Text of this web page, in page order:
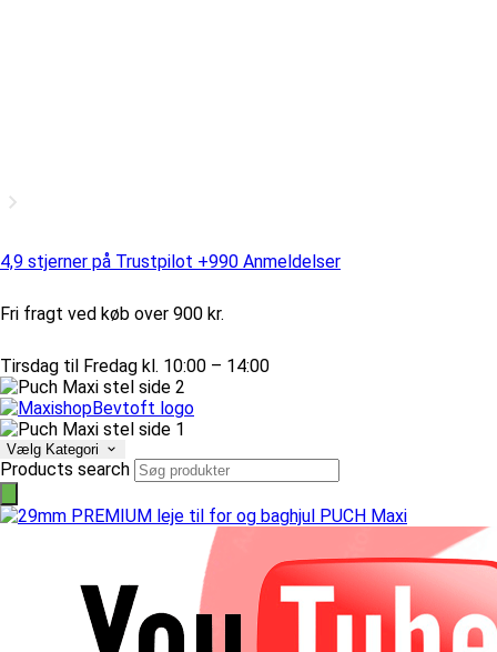
4,9 stjerner på Trustpilot +990 Anmeldelser
Fri fragt ved køb over 900 kr.
Tirsdag til Fredag kl. 10:00 – 14:00
Vælg Kategori
Products search